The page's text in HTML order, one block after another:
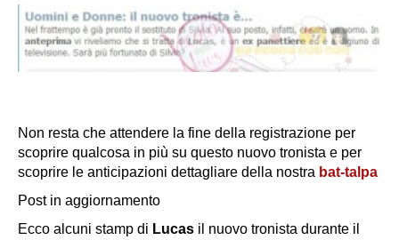
Non resta che attendere la fine della registrazione per
scoprire qualcosa in più su questo nuovo tronista e per
scoprire le anticipazioni dettagliare della nostra bat-talpa
Post in aggiornamento
Ecco alcuni stamp di Lucas il nuovo tronista durante il